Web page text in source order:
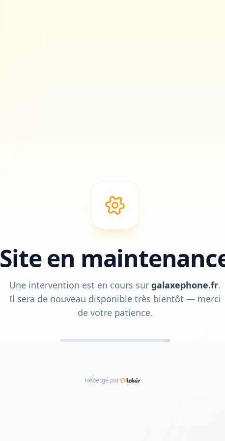
Site en
Une intervention est en cours sur galaxephone.fr.
Il sera de nouveau disponible très bientôt — merci
de votre patience.
Hébergé par